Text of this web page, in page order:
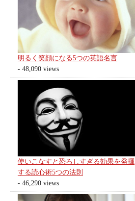
明るく笑顔になる5つの英語名言
- 48,090 views
使いこなすと恐ろしすぎる効果を発揮
する読心術5つの法則
- 46,290 views